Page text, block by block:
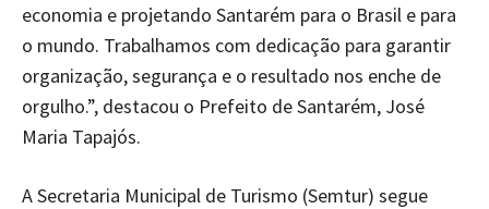
economia e projetando Santarém para o Brasil e para
o mundo. Trabalhamos com dedicação para garantir
organização, segurança e o resultado nos enche de
orgulho.”, destacou o Prefeito de Santarém, José
Maria Tapajós.
A Secretaria Municipal de Turismo (Semtur) segue